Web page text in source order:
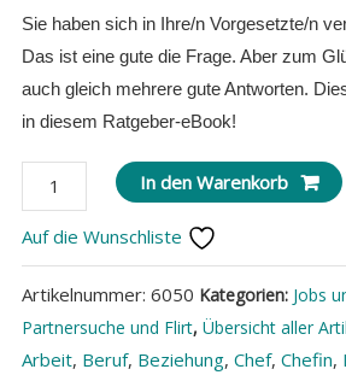
Sie haben sich in Ihre/n Vorgesetzte/n
Das ist eine gute die Frage. Aber zum
auch gleich mehrere gute Antworten.
in diesem Ratgeber-eBook!
Verliebt
in
den
Chef
/
die
In den Warenkorb
Auf die Wunschliste
Artikelnummer: 6050 Kategorien: Jobs
Partnersuche und Flirt, Übersicht aller
Arbeit, Beruf, Beziehung, Chef, Chefin,